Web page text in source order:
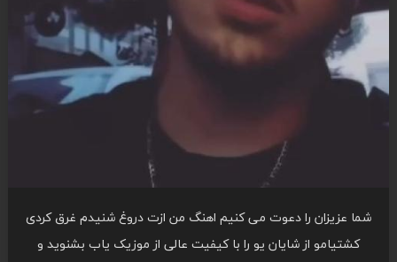
شما عزیزان را دعوت می کنیم اهنگ من ازت دروغ شنیدم غرق کردی
کشتیامو از شایان یو را با کیفیت عالی از موزیک یاب بشنوید و